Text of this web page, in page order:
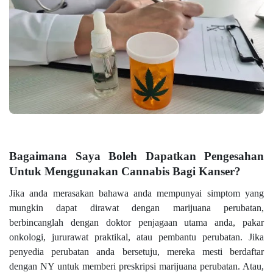
Bagaimana Saya Boleh Dapatkan Pengesahan
Untuk Menggunakan Cannabis Bagi Kanser?
Jika anda merasakan bahawa anda mempunyai simptom yang
mungkin dapat dirawat dengan marijuana perubatan,
berbincanglah dengan doktor penjagaan utama anda, pakar
onkologi, jururawat praktikal, atau pembantu perubatan. Jika
penyedia perubatan anda bersetuju, mereka mesti berdaftar
dengan NY untuk memberi preskripsi marijuana perubatan. Atau,